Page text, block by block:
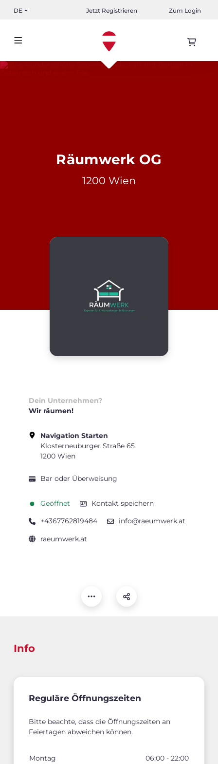
DE Jetzt Registrieren Zum Login
Räumwerk OG
1200 Wien
Dein Unternehmen?
Wir räumen!
Navigation Starten
Klosterneuburger Straße 65
1200 Wien
Bar oder Überweisung
Geöffnet Kontakt speichern
+4367762819484 info@raeumwerk.at
raeumwerk.at
Info
Reguläre Öffnungszeiten
Bitte beachte, dass die Öffnungszeiten an
Feiertagen abweichen können.
Montag 06:00 - 22:00